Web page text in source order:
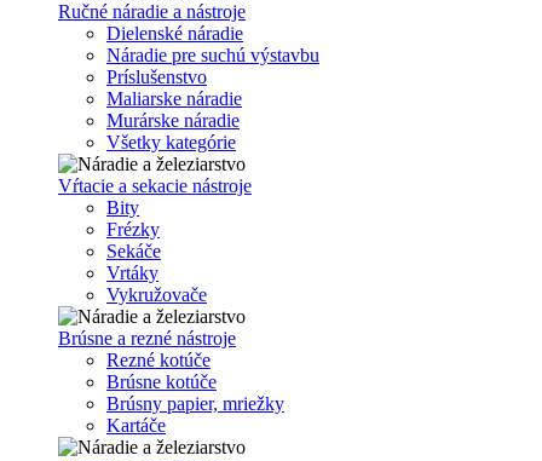
Ručné náradie a nástroje
Dielenské náradie
Náradie pre suchú výstavbu
Príslušenstvo
Maliarske náradie
Murárske náradie
Všetky kategórie
Vŕtacie a sekacie nástroje
Bity
Frézky
Sekáče
Vrtáky
Vykružovače
Brúsne a rezné nástroje
Rezné kotúče
Brúsne kotúče
Brúsny papier, mriežky
Kartáče